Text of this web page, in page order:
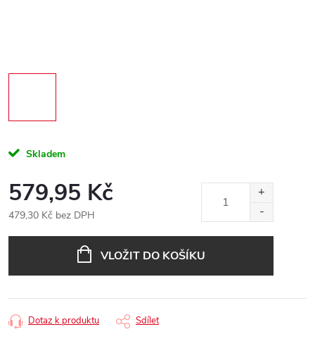
Skladem
579,95 Kč
479,30 Kč bez DPH
VLOŽIT DO KOŠÍKU
Dotaz k produktu Sdílet